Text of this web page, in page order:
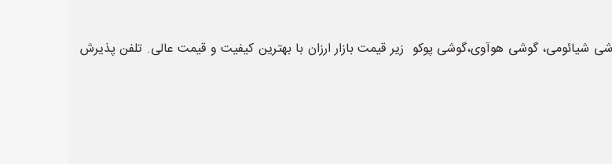
گوشی سامسونگ، گوشی شیائومی، گوشی هوآوی،گوشی پوکو زیر قیمت بازار ارزان با بهترین کیفیت و قیمت عالی. تلفن پذیرش